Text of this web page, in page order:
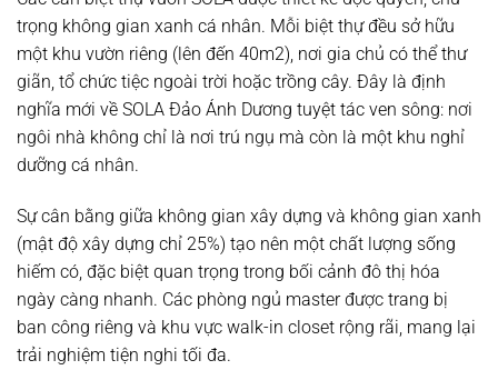
trọng không gian xanh cá nhân. Mỗi biệt thự đều sở hữu
một khu vườn riêng (lên đến 40m2), nơi gia chủ có thể thư
giãn, tổ chức tiệc ngoài trời hoặc trồng cây. Đây là định
nghĩa mới về SOLA Đảo Ánh Dương tuyệt tác ven sông: nơi
ngôi nhà không chỉ là nơi trú ngụ mà còn là một khu nghỉ
dưỡng cá nhân.
Sự cân bằng giữa không gian xây dựng và không gian xanh
(mật độ xây dựng chỉ 25%) tạo nên một chất lượng sống
hiếm có, đặc biệt quan trọng trong bối cảnh đô thị hóa
ngày càng nhanh. Các phòng ngủ master được trang bị
ban công riêng và khu vực walk-in closet rộng rãi, mang lại
trải nghiệm tiện nghi tối đa.